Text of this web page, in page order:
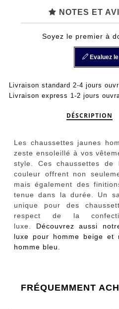
NOTES ET
Soyez le premier à
Evaluez
Livraison standard 2-4 jours
Livraison express 1-2 jours
DÉSCRIPTION
Les chaussettes jaunes
zeste ensoleillé à vos
style. Ces chaussettes de
couleur offrent non
mais également des
tenue dans la durée. Un
unique pour des
respect de la
luxe. Découvrez aussi
luxe pour homme beige et
homme bleu
FRÉQUEMMENT